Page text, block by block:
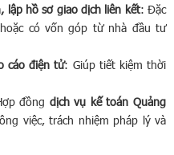
lập hồ sơ giao dịch liên kết: Đặc
có vốn góp từ nhà đầu tư
cáo điện tử: Giúp tiết kiệm thời
đồng dịch vụ kế toán Quảng
việc, trách nhiệm pháp lý và